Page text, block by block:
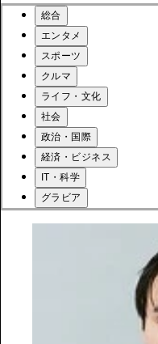
総合
エンタメ
スポーツ
クルマ
ライフ・文化
社会
政治・国際
経済・ビジネス
IT・科学
グラビア